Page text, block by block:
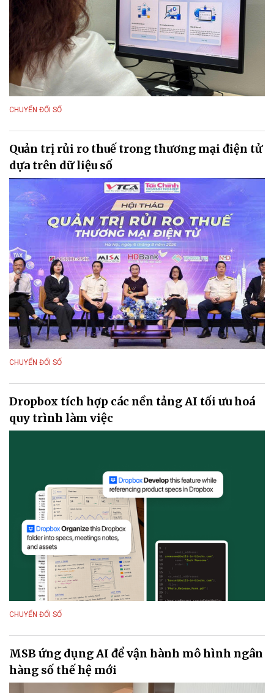
CHUYỂN ĐỔI SỐ
Quản trị rủi ro thuế trong thương mại điện tử
dựa trên dữ liệu số
CHUYỂN ĐỔI SỐ
Dropbox tích hợp các nền tảng AI tối ưu hoá
quy trình làm việc
CHUYỂN ĐỔI SỐ
MSB ứng dụng AI để vận hành mô hình ngân
hàng số thế hệ mới